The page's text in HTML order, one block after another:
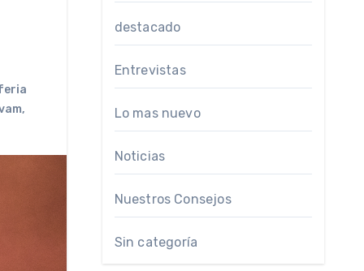
,
destacado
Entrevistas
Lo mas nuevo
Noticias
Nuestros Consejos
Sin categoría